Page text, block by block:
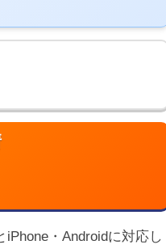
・Androidに対応し